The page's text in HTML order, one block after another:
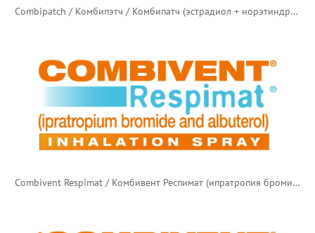
Combipatch / Комбипэтч / Комбипатч (эстрадиол + норэтиндрона ацетат)
Combivent Respimat / Комбивент Респимат (ипратропия бромид + албутерол)